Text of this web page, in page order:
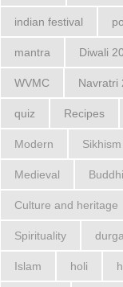
indian festival
mantra Diwali
WVMC Navratri
quiz Recipes
Modern Sikhism
Medieval
Culture and heritage
Spirituality
Islam holi